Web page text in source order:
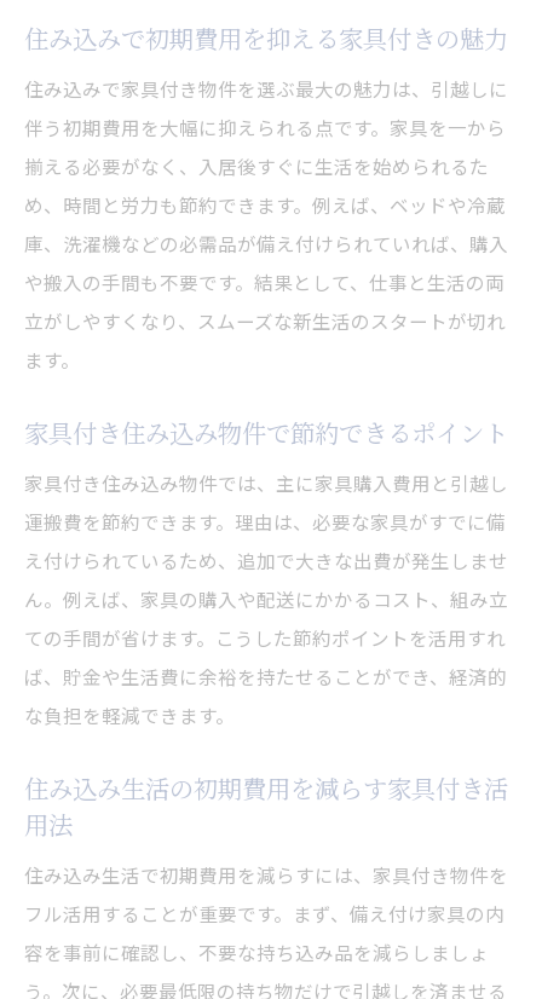
住み込みで初期費用を抑える家具付きの魅力
住み込みで家具付き物件を選ぶ最大の魅力は、引越しに
伴う初期費用を大幅に抑えられる点です。家具を一から
揃える必要がなく、入居後すぐに生活を始められるた
め、時間と労力も節約できます。例えば、ベッドや冷蔵
庫、洗濯機などの必需品が備え付けられていれば、購入
や搬入の手間も不要です。結果として、仕事と生活の両
立がしやすくなり、スムーズな新生活のスタートが切れ
ます。
家具付き住み込み物件で節約できるポイント
家具付き住み込み物件では、主に家具購入費用と引越し
運搬費を節約できます。理由は、必要な家具がすでに備
え付けられているため、追加で大きな出費が発生しませ
ん。例えば、家具の購入や配送にかかるコスト、組み立
ての手間が省けます。こうした節約ポイントを活用すれ
ば、貯金や生活費に余裕を持たせることができ、経済的
な負担を軽減できます。
住み込み生活の初期費用を減らす家具付き活
用法
住み込み生活で初期費用を減らすには、家具付き物件を
フル活用することが重要です。まず、備え付け家具の内
容を事前に確認し、不要な持ち込み品を減らしましょ
う。次に、必要最低限の持ち物だけで引越しを済ませる